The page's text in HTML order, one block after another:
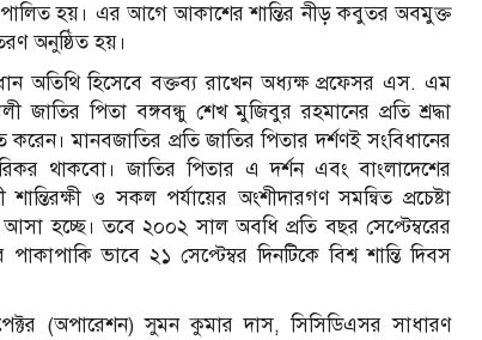
হয়। এর আগে আকাশের শান্তির নীড় কবুতর অবমুক্ত
অনুষ্ঠিত হয়।
অতিথি হিসেবে বক্তব্য রাখেন অধ্যক্ষ প্রফেসর এস. এম
জাতির পিতা বঙ্গবন্ধু শেখ মুজিবুর রহমানের প্রতি শ্রদ্ধা
মানবজাতির প্রতি জাতির পিতার দর্শণই সংবিধানের
থাকবো। জাতির পিতার এ দর্শন এবং বাংলাদেশের
শান্তিরক্ষী ও সকল পর্যায়ের অংশীদারগণ সমন্বিত প্রচেষ্টা
হচ্ছে। তবে ২০০২ সাল অবধি প্রতি বছর সেপ্টেম্বরের
ভাবে ২১ সেপ্টেম্বর দিনটিকে বিশ্ব শান্তি দিবস
(অপারেশন) সুমন কুমার দাস, সিসিডিএসর সাধারণ